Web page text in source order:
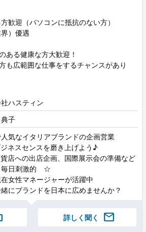
歓迎（パソコンに抵抗のない方）
）優遇
ある健康な方大歓迎！
も広範囲な仕事をするチャンスがあり
ハスティン
子
気なイタリアブランドの企画営業
スセンスを磨き上げよう♪
への出店企画、国際展示会の準備など
毎日刺激的 ☆
性マネージャーが活躍中
ブランドを日本に広めませんか？
詳しく聞く mail